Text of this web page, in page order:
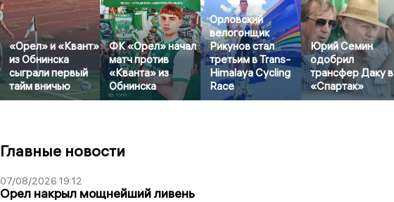
«Орел» и «Квант»
из Обнинска
сыграли первый
тайм вничью
ФК «Орел» начал
матч против
«Кванта» из
Обнинска
Орловский
велогонщик
Рикунов стал
третьим в Trans-
Himalaya Cycling
Race
Юрий Семин
одобрил
трансфер Даку в
«Спартак»
Главные новости
07/08/2026 19:12
Орел накрыл мощнейший ливень